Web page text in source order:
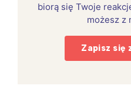
biorą się Twoje
możesz z
Zapisz się